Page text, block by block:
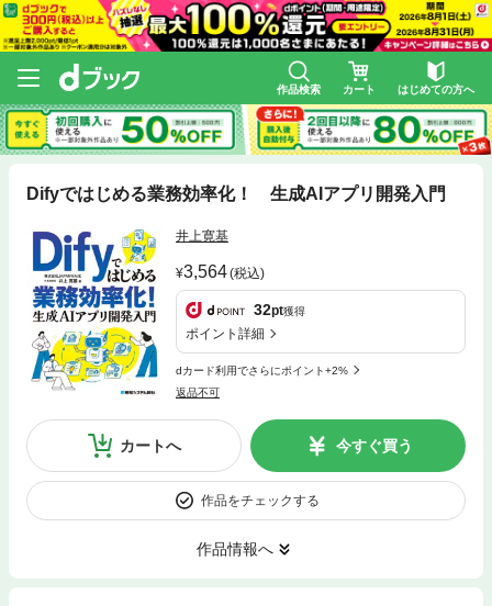
作品検索 カート はじめての方へ
Difyではじめる業務効率化！ 生成AIアプリ開発入門
井上寛基
3,564(税込)
32pt獲得
ポイント詳細
dカード利用でさらにポイント+2%
返品不可
カートへ 今すぐ買う
作品をチェックする
作品情報へ